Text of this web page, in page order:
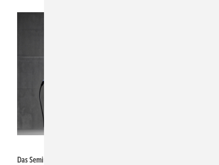
Das Seminar „Zukunft E-Mobilität – brandgefährlich für